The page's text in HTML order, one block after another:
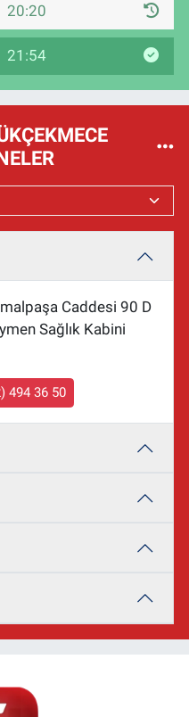
20:20
21:54
Caddesi 90 D
Sağlık Kabini
494 36 50